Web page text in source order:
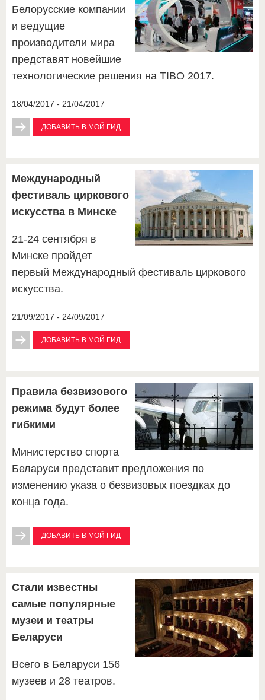
Белорусские компании
и ведущие
производители мира
представят новейшие
технологические решения на TIBO 2017.
18/04/2017 - 21/04/2017
ДОБАВИТЬ В МОЙ ГИД
Международный
фестиваль циркового
искусства в Минске
21-24 сентября в
Минске пройдет
первый Международный фестиваль циркового
искусства.
21/09/2017 - 24/09/2017
ДОБАВИТЬ В МОЙ ГИД
Правила безвизового
режима будут более
гибкими
Министерство спорта
Беларуси представит предложения по
изменению указа о безвизовых поездках до
конца года.
ДОБАВИТЬ В МОЙ ГИД
Стали известны
самые популярные
музеи и театры
Беларуси
Всего в Беларуси 156
музеев и 28 театров.